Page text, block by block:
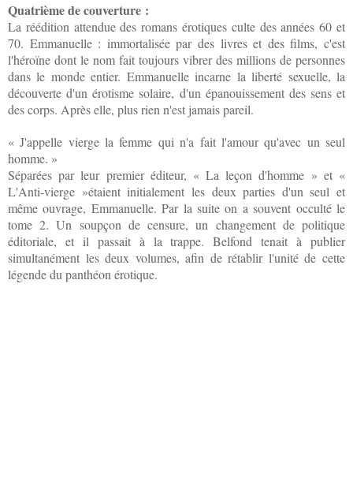
Quatrième de couverture :
La réédition attendue des romans érotiques culte des années 60 et
70. Emmanuelle : immortalisée par des livres et des films, c'est
l'héroïne dont le nom fait toujours vibrer des millions de personnes
dans le monde entier. Emmanuelle incarne la liberté sexuelle, la
découverte d'un érotisme solaire, d'un épanouissement des sens et
des corps. Après elle, plus rien n'est jamais pareil.
« J'appelle vierge la femme qui n'a fait l'amour qu'avec un seul
homme. »
Séparées par leur premier éditeur, « La leçon d'homme » et «
L'Anti-vierge »étaient initialement les deux parties d'un seul et
même ouvrage, Emmanuelle. Par la suite on a souvent occulté le
tome 2. Un soupçon de censure, un changement de politique
éditoriale, et il passait à la trappe. Belfond tenait à publier
simultanément les deux volumes, afin de rétablir l'unité de cette
légende du panthéon érotique.